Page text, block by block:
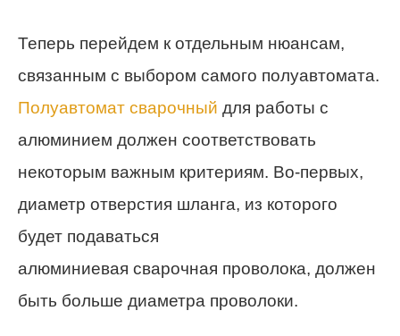
Теперь перейдем к отдельным нюансам,
связанным с выбором самого полуавтомата.
Полуавтомат сварочный для работы с
алюминием должен соответствовать
некоторым важным критериям. Во-первых,
диаметр отверстия шланга, из которого
будет подаваться
алюминиевая сварочная проволока, должен
быть больше диаметра проволоки.